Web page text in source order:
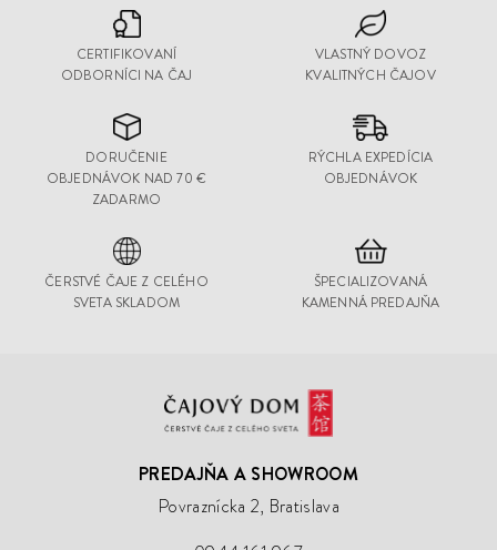
CERTIFIKOVANÍ
ODBORNÍCI NA ČAJ
VLASTNÝ DOVOZ
KVALITNÝCH ČAJOV
DORUČENIE
OBJEDNÁVOK NAD 70 €
ZADARMO
RÝCHLA EXPEDÍCIA
OBJEDNÁVOK
ČERSTVÉ ČAJE Z CELÉHO
SVETA SKLADOM
ŠPECIALIZOVANÁ
KAMENNÁ PREDAJŇA
Čajový
Dom
PREDAJŇA A SHOWROOM
Povraznícka 2, Bratislava